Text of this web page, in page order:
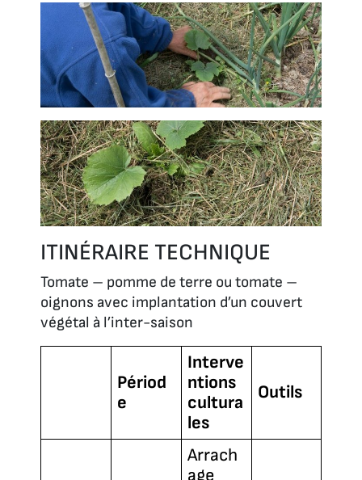
ITINÉRAIRE TECHNIQUE
Tomate – pomme de terre ou tomate –
oignons avec implantation d’un couvert
végétal à l’inter-saison
Périod
e
Interve
ntions
cultura
les
Outils
Arrach
age